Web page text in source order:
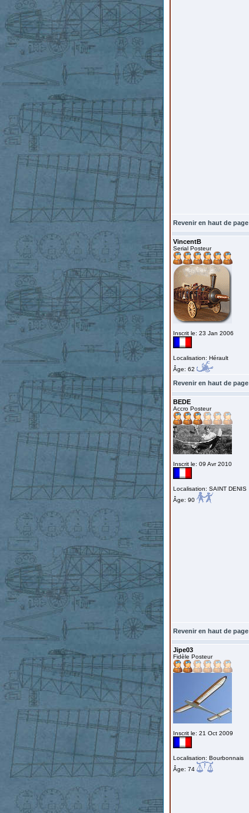
Revenir en haut de page
VincentB
Serial Posteur
Inscrit le: 23 Jan 2006
Localisation: Hérault
Âge: 62
Revenir en haut de page
BEDE
Accro Posteur
Inscrit le: 09 Avr 2010
Localisation: SAINT DENIS
Âge: 90
Revenir en haut de page
Jipe03
Fidèle Posteur
Inscrit le: 21 Oct 2009
Localisation: Bourbonnais
Âge: 74